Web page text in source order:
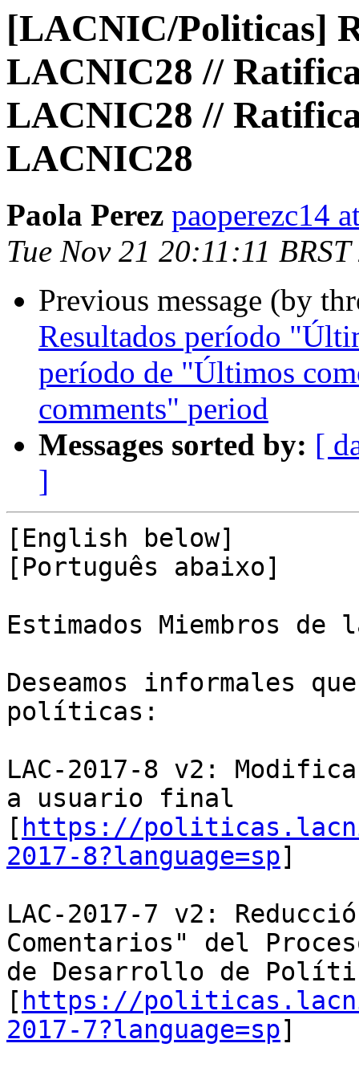
[LACNIC/Politicas]
LACNIC28 //
LACNIC28 //
LACNIC28
Paola Perez paoperezc14
Tue Nov 21 20:11:11
Previous message (by
Resultados período
período de "Últimos
comments" period
Messages sorted by: [
]
[English below]
[Português abaixo]
Estimados Miembros
Deseamos informales
políticas:
LAC-2017-8 v2:
a usuario final
[ https://
2017-8?language=sp]
LAC-2017-7 v2:
Comentarios" del
de Desarrollo de
[ https://
2017-7?language=sp]